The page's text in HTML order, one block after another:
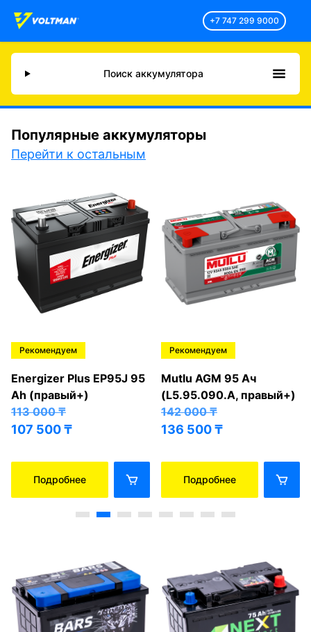
+7 747 299 9000
Поиск аккумулятора
Популярные аккумуляторы
Перейти к остальным
Рекомендуем
Energizer Plus EP95J 95
Ah (правый+)
113 000₸
107 500₸
Подробнее
Рекомендуем
Mutlu AGM 95 Ач
(L5.95.090.A, правый+)
142 000₸
136 500₸
Подробнее